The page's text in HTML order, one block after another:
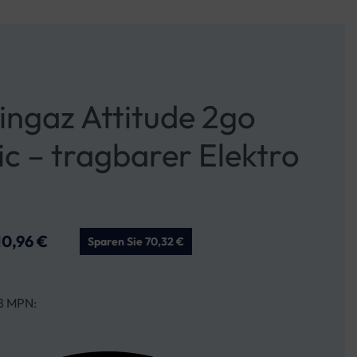
Attitude 2go
– tragbarer Elektro
€ Sparen Sie 70,32 €
MPN: